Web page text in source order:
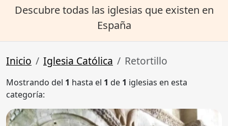
Descubre todas las iglesias que existen en
España
Inicio Iglesia Católica Retortillo
Mostrando del 1 hasta el 1 de 1 iglesias en esta
categoría: